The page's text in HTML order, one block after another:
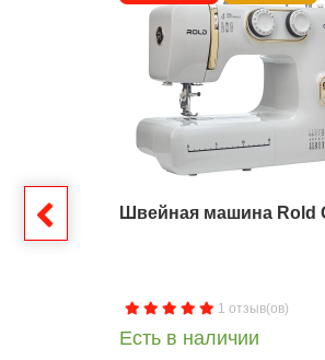
Швейная машина Rold
1 отзыв(ов)
Есть в наличии